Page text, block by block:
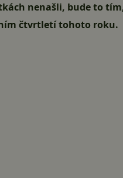
nenašli, bude to
čtvrtletí tohoto roku.